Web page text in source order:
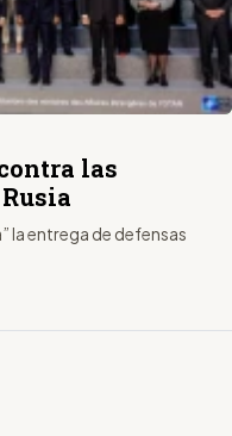
las
la entrega de defensas